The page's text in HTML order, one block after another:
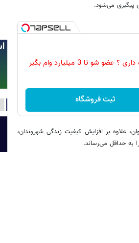
پیگیری می‌شود.
عضو شو تا 3 میلیارد وام بگیر
ثبت فروشگاه
علاوه بر افزایش کیفیت زندگی شهروندان،
به حداقل می‌رساند.